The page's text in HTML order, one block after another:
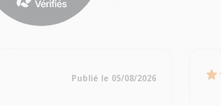
Publié le 05/08/2026